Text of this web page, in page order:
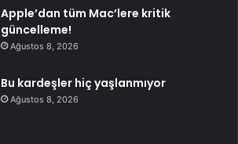
Apple’dan tüm Mac’lere kritik
güncelleme!
Ağustos 8, 2026
Bu kardeşler hiç yaşlanmıyor
Ağustos 8, 2026